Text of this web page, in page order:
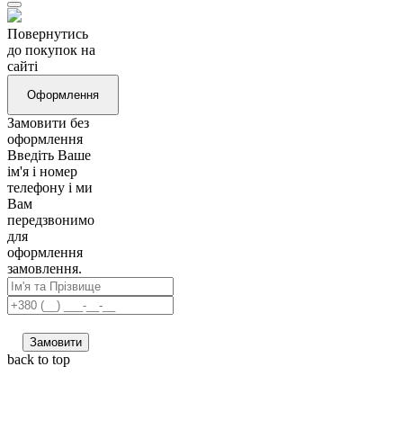
Повернутись
до покупок на
сайті
Оформлення
Замовити без
оформлення
Введіть Ваше
ім'я і номер
телефону і ми
Вам
передзвонимо
для
оформлення
замовлення.
Замовити
back to top